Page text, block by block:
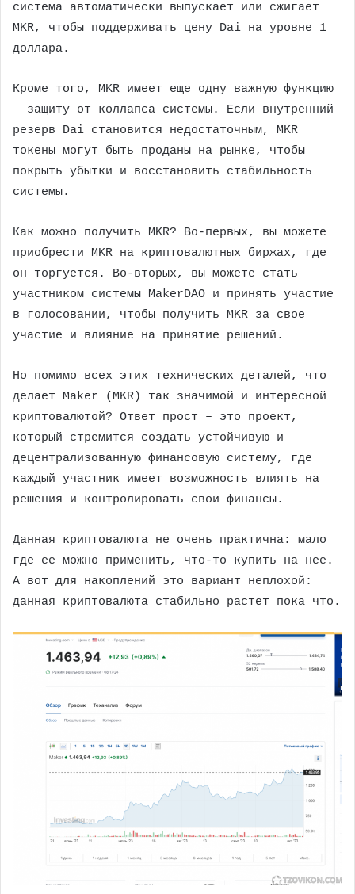
система автоматически выпускает или сжигает
MKR, чтобы поддерживать цену Dai на уровне 1
доллара.
Кроме того, MKR имеет еще одну важную функцию
– защиту от коллапса системы. Если внутренний
резерв Dai становится недостаточным, MKR
токены могут быть проданы на рынке, чтобы
покрыть убытки и восстановить стабильность
системы.
Как можно получить MKR? Во-первых, вы можете
приобрести MKR на криптовалютных биржах, где
он торгуется. Во-вторых, вы можете стать
участником системы MakerDAO и принять участие
в голосовании, чтобы получить MKR за свое
участие и влияние на принятие решений.
Но помимо всех этих технических деталей, что
делает Maker (MKR) так значимой и интересной
криптовалютой? Ответ прост – это проект,
который стремится создать устойчивую и
децентрализованную финансовую систему, где
каждый участник имеет возможность влиять на
решения и контролировать свои финансы.
Данная криптовалюта не очень практична: мало
где ее можно применить, что-то купить на нее.
А вот для накоплений это вариант неплохой:
данная криптовалюта стабильно растет пока что.